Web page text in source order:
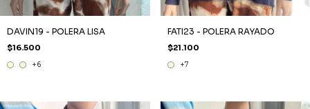
DAVIN19 - POLERA LISA
$16.500
+6
FATI23 - POLERA RAYADO
$21.100
+7